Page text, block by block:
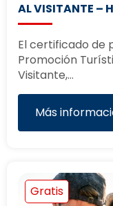
AL VISITANTE –
El certificado de
Promoción
Visitante,…
Más
Gratis